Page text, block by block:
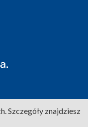
Szczegóły znajdziesz